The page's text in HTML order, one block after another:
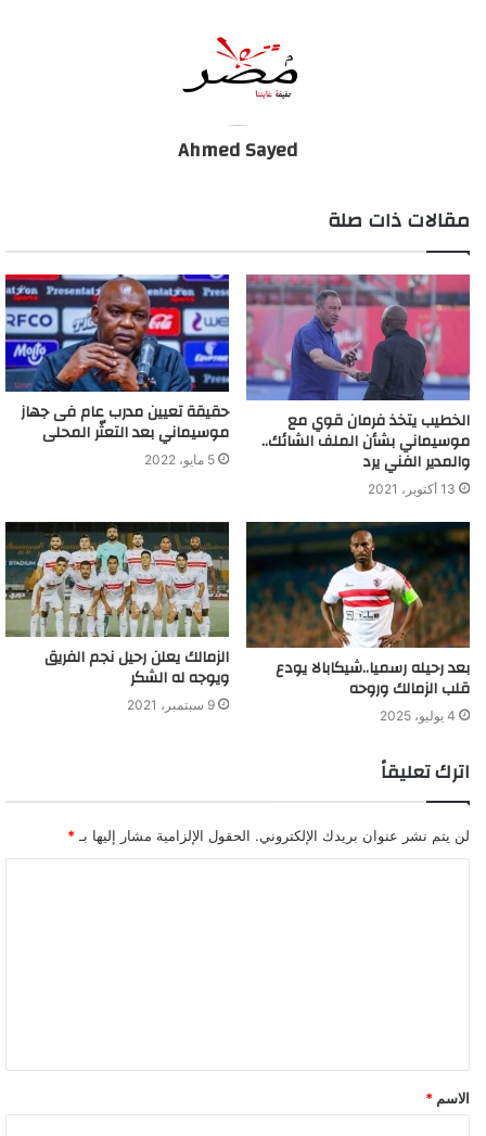
Ahmed Sayed
مقالات ذات صلة
الخطيب يتخذ فرمان قوي مع
موسيماني بشأن الملف الشائك..
والمدير الفني يرد
13 أكتوبر، 2021
حقيقة تعيين مدرب عام فى جهاز
موسيماني بعد التعثّر المحلى
5 مايو، 2022
بعد رحيله رسميا..شيكابالا يودع
قلب الزمالك وروحه
4 يوليو، 2025
الزمالك يعلن رحيل نجم الفريق
ويوجه له الشكر
9 سبتمبر، 2021
اترك تعليقاً
لن يتم نشر عنوان بريدك الإلكتروني. الحقول الإلزامية مشار إليها بـ *
الاسم *